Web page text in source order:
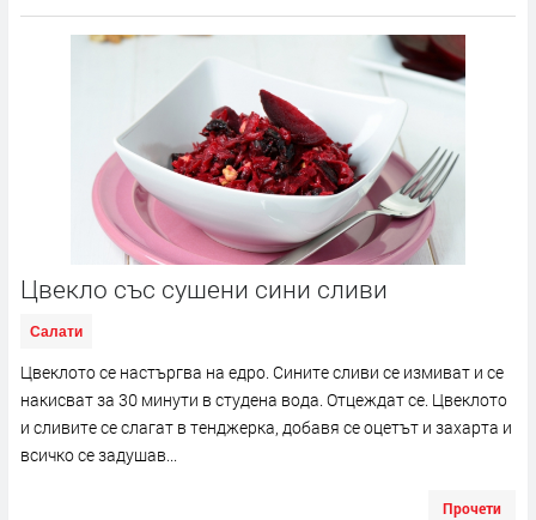
Цвекло със сушени сини сливи
Салати
Цвеклото се настъргва на едро. Сините сливи се измиват и се
накисват за 30 минути в студена вода. Отцеждат се. Цвеклото
и сливите се слагат в тенджерка, добавя се оцетът и захарта и
всичко се задушав...
Прочети